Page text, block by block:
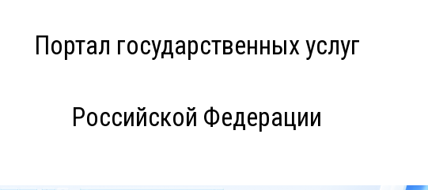
Портал государственных услуг
Российской Федерации